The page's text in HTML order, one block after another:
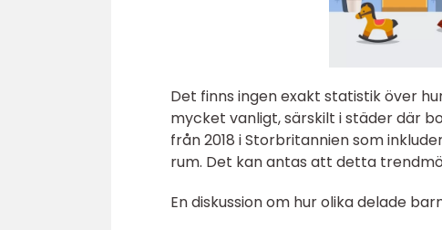
Det finns ingen exakt statistik över
mycket vanligt, särskilt i städer där
från 2018 i Storbritannien som
rum. Det kan antas att detta
En diskussion om hur olika delade